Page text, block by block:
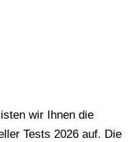
wir Ihnen die
Tests 2026 auf. Die